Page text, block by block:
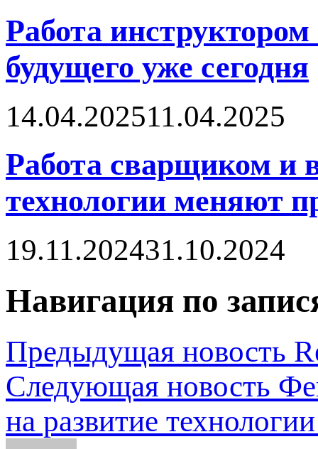
Работа
будущего уже сегодня
14.04.202511.04.2025
Работа сварщиком и
технологии меняют
19.11.202431.10.2024
Навигация по
Предыдущая новость
Следующая новость
на развитие